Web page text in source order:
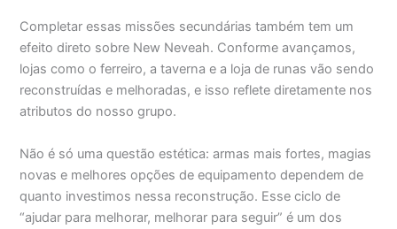
Completar essas missões secundárias também tem um
efeito direto sobre New Neveah. Conforme avançamos,
lojas como o ferreiro, a taverna e a loja de runas vão sendo
reconstruídas e melhoradas, e isso reflete diretamente nos
atributos do nosso grupo.
Não é só uma questão estética: armas mais fortes, magias
novas e melhores opções de equipamento dependem de
quanto investimos nessa reconstrução. Esse ciclo de
“ajudar para melhorar, melhorar para seguir” é um dos